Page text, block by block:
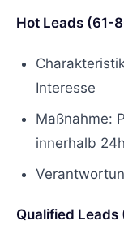
Hot Leads (61-
Interesse
Maßnahme:
innerhalb 24h
Qualified Leads